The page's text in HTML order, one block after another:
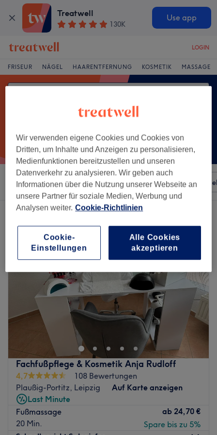
Treatwell
130K
Use app
LOGIN
FRISEUR NÄGEL HAARENTFERNUNG KOSMETIK MASSAGE
Sortieren nach Besonderheiten Salons
Ein Salon, der anbietet: fußmassage in Taucha
Fachfußpflege & Kosmetik Anja Rudloff
4,7
108 Bewertungen
Plaußig-Portitz, Leipzig
Auf Karte anzeigen
Last Minute
Fußmassage
20 Min.
ab 24,70 €
Spare bis zu 5%
Wir verwenden eigene Cookies und Cookies von
Dritten, um Inhalte und Anzeigen zu personalisieren,
Medienfunktionen bereitzustellen und unseren
Datenverkehr zu analysieren. Wir geben auch
Informationen über die Nutzung unserer Webseite an
unsere Partner für soziale Medien, Werbung und
Analysen weiter. Cookie-Richtlinien
Cookie-
Einstellungen
Alle Cookies
akzeptieren